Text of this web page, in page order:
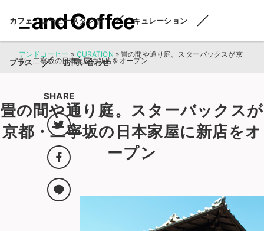
カフェ・コーヒースタンド キュレーション
プラス お問い合わせ
アンドコーヒー » CURATION »畳の間や通り庭。スターバックスが京
都・二寧坂の日本家屋に新店をオープン
畳の間や通り庭。スターバックスが
京都・二寧坂の日本家屋に新店をオ
ープン
SHARE